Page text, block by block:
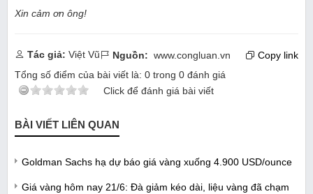
Xin cảm ơn ông!
Tác giả: Việt Vũ Nguồn: www.congluan.vn
Copy link
Tổng số điểm của bài viết là: 0 trong 0 đánh giá
Click để đánh giá bài viết
BÀI VIẾT LIÊN QUAN
Goldman Sachs hạ dự báo giá vàng xuống 4.900 USD/ounce
Giá vàng hôm nay 21/6: Đà giảm kéo dài, liệu vàng đã chạm